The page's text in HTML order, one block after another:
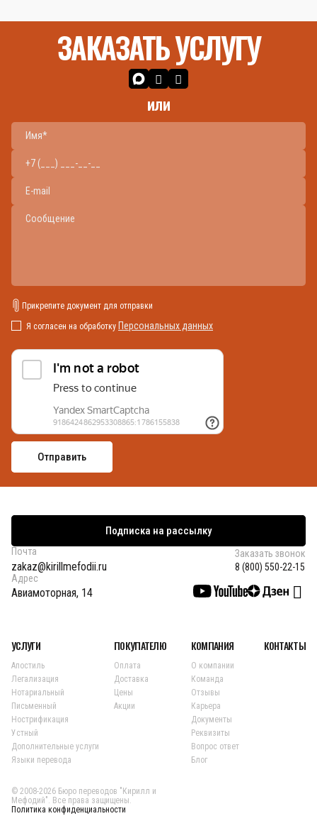
ЗАКАЗАТЬ УСЛУГУ
или
Прикрепите документ для отправки
Я согласен на обработку Персональных данных
Подписка на рассылку
Почта
zakaz@kirillmefodii.ru
Заказать звонок
8 (800) 550-22-15
Адрес
Авиамоторная, 14
УСЛУГИ
Апостиль
Легализация
Нотариальный
Письменный
Нострификация
Устный
Дополнительные услуги
Языки перевода
ПОКУПАТЕЛЮ
Оплата
Доставка
Цены
Акции
КОМПАНИЯ
О компании
Команда
Отзывы
Карьера
Документы
Реквизиты
Вопрос ответ
Блог
КОНТАКТЫ
© 2008-2026 Бюро переводов "Кирилл и
Мефодий". Все права защищены.
Политика конфиденциальности